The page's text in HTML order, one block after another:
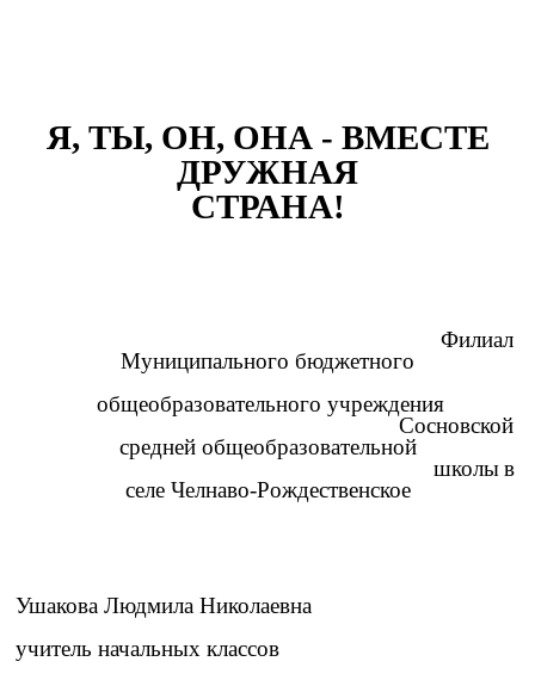
Я, ТЫ, ОН, ОНА - ВМЕСТЕ
ДРУЖНАЯ
СТРАНА!
Филиал
Муниципального бюджетного
общеобразовательного учреждения
Сосновской
средней общеобразовательной
школы в
селе Челнаво-Рождественское
Ушакова Людмила Николаевна
учитель начальных классов